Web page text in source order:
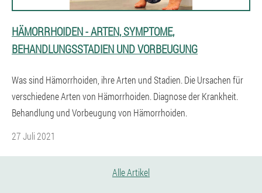
HÄMORRHOIDEN - ARTEN, SYMPTOME,
BEHANDLUNGSSTADIEN UND VORBEUGUNG
Was sind Hämorrhoiden, ihre Arten und Stadien. Die Ursachen für
verschiedene Arten von Hämorrhoiden. Diagnose der Krankheit.
Behandlung und Vorbeugung von Hämorrhoiden.
27 Juli 2021
Alle Artikel